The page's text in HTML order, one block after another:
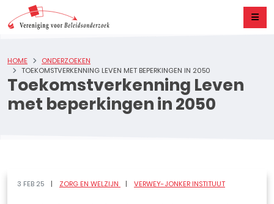
Toekomstverkenning Leven
met beperkingen in 2050
HOME
ONDERZOEKEN
TOEKOMSTVERKENNING LEVEN MET BEPERKINGEN IN 2050
3 FEB 25 ZORG EN WELZIJN VERWEY-JONKER INSTITUUT